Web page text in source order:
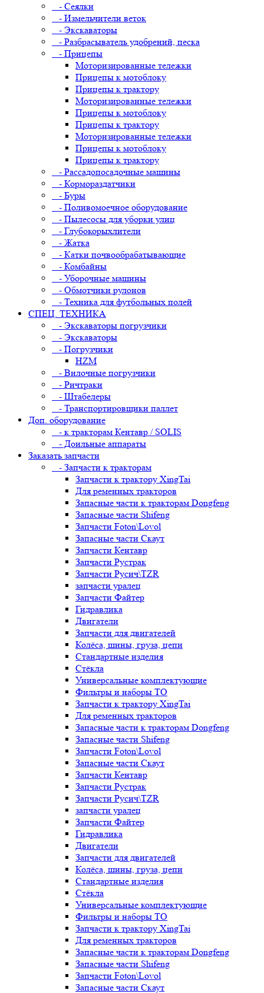
- Сеялки
- Измельчители веток
- Экскаваторы
- Разбрасыватель удобрений, песка
- Прицепы
Моторизированные тележки
Прицепы к мотоблоку
Прицепы к трактору
Моторизированные тележки
Прицепы к мотоблоку
Прицепы к трактору
Моторизированные тележки
Прицепы к мотоблоку
Прицепы к трактору
- Рассадопосадочные машины
- Кормораздатчики
- Буры
- Поливомоечное оборудование
- Пылесосы для уборки улиц
- Глубокорыхлители
- Жатка
- Катки почвообрабатывающие
- Комбайны
- Уборочные машины
- Обмотчики рулонов
- Техника для футбольных полей
СПЕЦ. ТЕХНИКА
- Экскаваторы погрузчики
- Экскаваторы
- Погрузчики
HZM
- Вилочные погрузчики
- Ричтраки
- Штабелеры
- Транспортировщики паллет
Доп. оборудование
- к тракторам Кентавр / SOLIS
- Доильные аппараты
Заказать запчасти
- Запчасти к тракторам
Запчасти к трактору XingTai
Для ременных тракторов
Запасные части к тракторам Dongfeng
Запасные части Shifeng
Запчасти Foton\Lovol
Запасные части Скаут
Запчасти Кентавр
Запчасти Рустрак
Запчасти Русич\TZR
запчасти уралец
Запчасти Файтер
Гидравлика
Двигатели
Запчасти для двигателей
Колёса, шины, груза, цепи
Стандартные изделия
Стёкла
Универсальные комплектующие
Фильтры и наборы ТО
Запчасти к трактору XingTai
Для ременных тракторов
Запасные части к тракторам Dongfeng
Запасные части Shifeng
Запчасти Foton\Lovol
Запасные части Скаут
Запчасти Кентавр
Запчасти Рустрак
Запчасти Русич\TZR
запчасти уралец
Запчасти Файтер
Гидравлика
Двигатели
Запчасти для двигателей
Колёса, шины, груза, цепи
Стандартные изделия
Стёкла
Универсальные комплектующие
Фильтры и наборы ТО
Запчасти к трактору XingTai
Для ременных тракторов
Запасные части к тракторам Dongfeng
Запасные части Shifeng
Запчасти Foton\Lovol
Запасные части Скаут